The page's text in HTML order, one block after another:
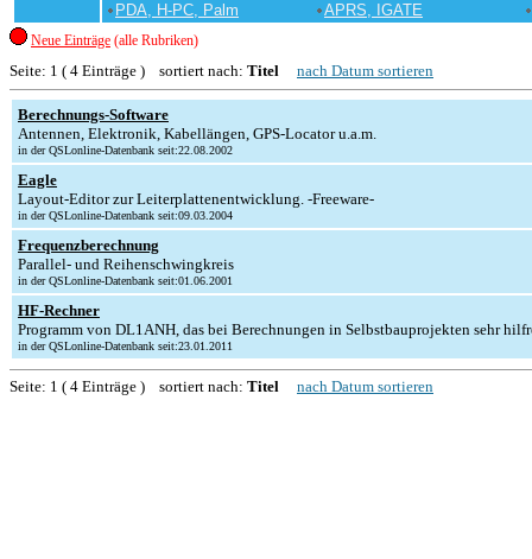
PDA, H-PC, Palm
APRS, IGATE
Neue Einträge (alle Rubriken)
Seite: 1 ( 4 Einträge ) sortiert nach: Titel nach Datum sortieren
Berechnungs-Software
Antennen, Elektronik, Kabellängen, GPS-Locator u.a.m.
in der QSLonline-Datenbank seit:22.08.2002
Eagle
Layout-Editor zur Leiterplattenentwicklung. -Freeware-
in der QSLonline-Datenbank seit:09.03.2004
Frequenzberechnung
Parallel- und Reihenschwingkreis
in der QSLonline-Datenbank seit:01.06.2001
HF-Rechner
Programm von DL1ANH, das bei Berechnungen in Selbstbauprojekten sehr
in der QSLonline-Datenbank seit:23.01.2011
Seite: 1 ( 4 Einträge ) sortiert nach: Titel nach Datum sortieren